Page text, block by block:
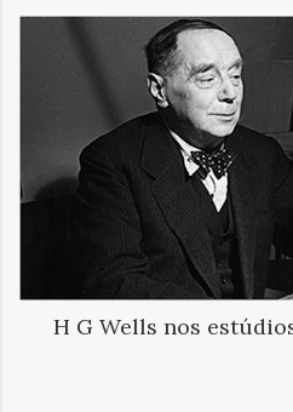
H G Wells nos